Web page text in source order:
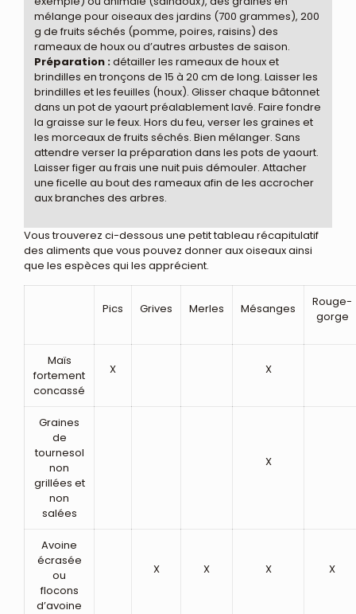
mélange pour oiseaux des jardins (700 grammes), 200
g de fruits séchés (pomme, poires, raisins) des
rameaux de houx ou d’autres arbustes de saison.
Préparation :détailler les rameaux de houx et
brindilles en tronçons de 15 à 20 cm de long. Laisser les
brindilles et les feuilles (houx). Glisser chaque bâtonnet
dans un pot de yaourt préalablement lavé. Faire fondre
la graisse sur le feux. Hors du feu, verser les graines et
les morceaux de fruits séchés. Bien mélanger. Sans
attendre verser la préparation dans les pots de yaourt.
Laisser figer au frais une nuit puis démouler. Attacher
une ficelle au bout des rameaux afin de les accrocher
aux branches des arbres.
Vous trouverez ci-dessous une petit tableau récapitulatif
des aliments que vous pouvez donner aux oiseaux ainsi
que les espèces qui les apprécient.
Pics Grives Merles Mésanges
Rouge-
gorge
Maïs
fortement
concassé
X X
Graines
de
tournesol
non
grillées et
non
salées
X
Avoine
écrasée
ou
flocons
d’avoine
X X X X